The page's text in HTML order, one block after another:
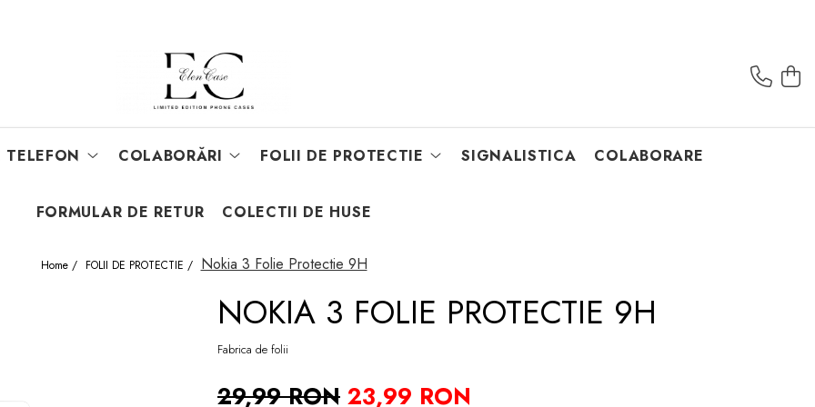
TELEFON COLABORĂRI FOLII DE PROTECTIE SIGNALISTICA COLABORARE
FORMULAR DE RETUR COLECTII DE HUSE
Home / FOLII DE PROTECTIE / Nokia 3 Folie Protectie 9H
NOKIA 3 FOLIE PROTECTIE 9H
Fabrica de folii
29,99 RON 23,99 RON